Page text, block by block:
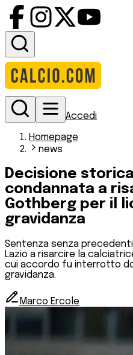
Accedi
Homepage
news
Decisione
condannata a
Gothberg per il
gravidanza
Sentenza senza precedenti
Lazio a risarcire la
cui accordo fu interrotto
gravidanza.
Marco Ercole